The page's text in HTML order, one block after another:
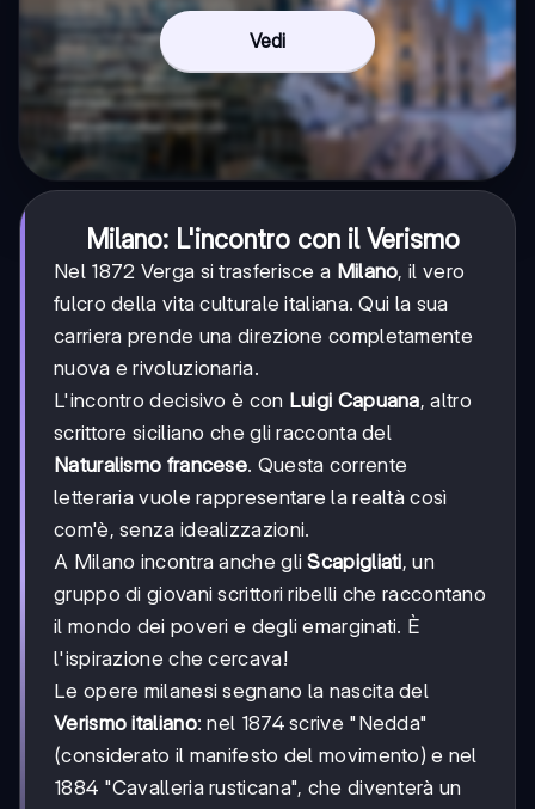
Vedi
Milano: L'incontro con il Verismo
Nel 1872 Verga si trasferisce a Milano, il vero
fulcro della vita culturale italiana. Qui la sua
carriera prende una direzione completamente
nuova e rivoluzionaria.
L'incontro decisivo è con Luigi Capuana, altro
scrittore siciliano che gli racconta del
Naturalismo francese. Questa corrente
letteraria vuole rappresentare la realtà così
com'è, senza idealizzazioni.
A Milano incontra anche gliScapigliati, un
gruppo di giovani scrittori ribelli che raccontano
il mondo dei poveri e degli emarginati. È
l'ispirazione che cercava!
Le opere milanesi segnano la nascita del
Verismo italiano: nel 1874 scrive "Nedda"
(considerato il manifesto del movimento) e nel
1884 "Cavalleria rusticana", che diventerà un